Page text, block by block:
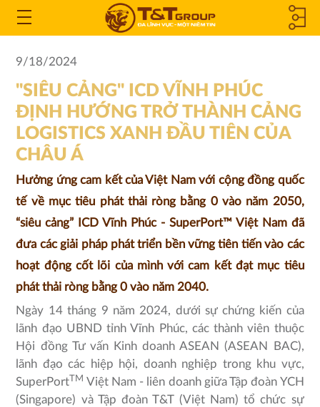
Open
Menu
CÔNG TY
CÔNG TY
9/18/2024
"SIÊU CẢNG" ICD VĨNH PHÚC
ĐỊNH HƯỚNG TRỞ THÀNH CẢNG
LOGISTICS XANH ĐẦU TIÊN CỦA
CHÂU Á
Hưởng ứng cam kết của Việt Nam với cộng đồng quốc
tế về mục tiêu phát thải ròng bằng 0 vào năm 2050,
“siêu cảng” ICD Vĩnh Phúc - SuperPort™ Việt Nam đã
đưa các giải pháp phát triển bền vững tiên tiến vào các
hoạt động cốt lõi của mình với cam kết đạt mục tiêu
phát thải ròng bằng 0 vào năm 2040.
Ngày 14 tháng 9 năm 2024, dưới sự chứng kiến của
lãnh đạo UBND tỉnh Vĩnh Phúc, các thành viên thuộc
Hội đồng Tư vấn Kinh doanh ASEAN (ASEAN BAC),
lãnh đạo các hiệp hội, doanh nghiệp trong khu vực,
SuperPortTM Việt Nam - liên doanh giữa Tập đoàn YCH
(Singapore) và Tập đoàn T&T (Việt Nam) tổ chức sự